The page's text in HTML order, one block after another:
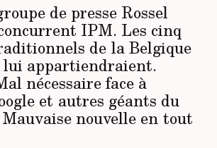
de presse Rossel
IPM. Les cinq
de la Belgique
lui appartiendraient.
nécessaire face à
et autres géants du
nouvelle en tout